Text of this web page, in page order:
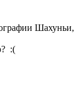
Шахуньи,
:(